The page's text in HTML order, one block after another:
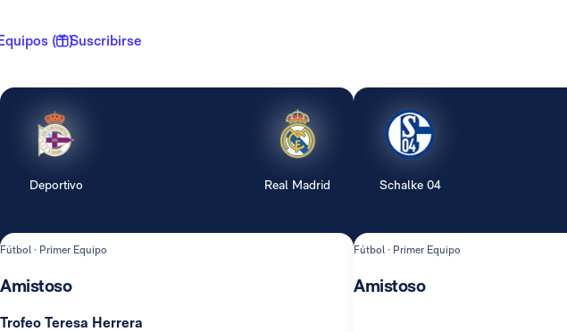
( 1 )Suscribirse
Deportivo Real Madrid
Fútbol · Primer Equipo
Amistoso
Trofeo Teresa Herrera
Schalke 04
Fútbol · Primer Equipo
Amistoso